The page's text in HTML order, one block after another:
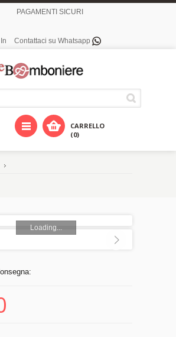
PAGAMENTI SICURI
Contattaci su Whatsapp
CARRELLO
(0)
Loading...